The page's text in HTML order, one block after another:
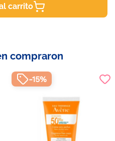
carrito
compraron
-15%